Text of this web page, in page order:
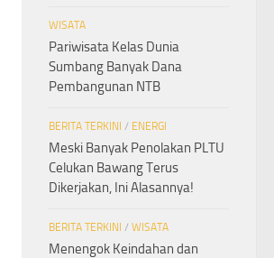
WISATA
Pariwisata Kelas Dunia
Sumbang Banyak Dana
Pembangunan NTB
BERITA TERKINI / ENERGI
Meski Banyak Penolakan PLTU
Celukan Bawang Terus
Dikerjakan, Ini Alasannya!
BERITA TERKINI / WISATA
Menengok Keindahan dan